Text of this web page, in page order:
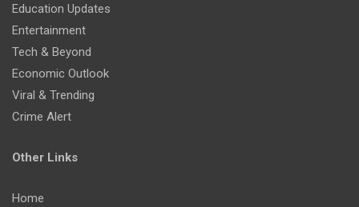
Education Updates
Entertainment
Tech & Beyond
Economic Outlook
Viral & Trending
Crime Alert
Other Links
Home